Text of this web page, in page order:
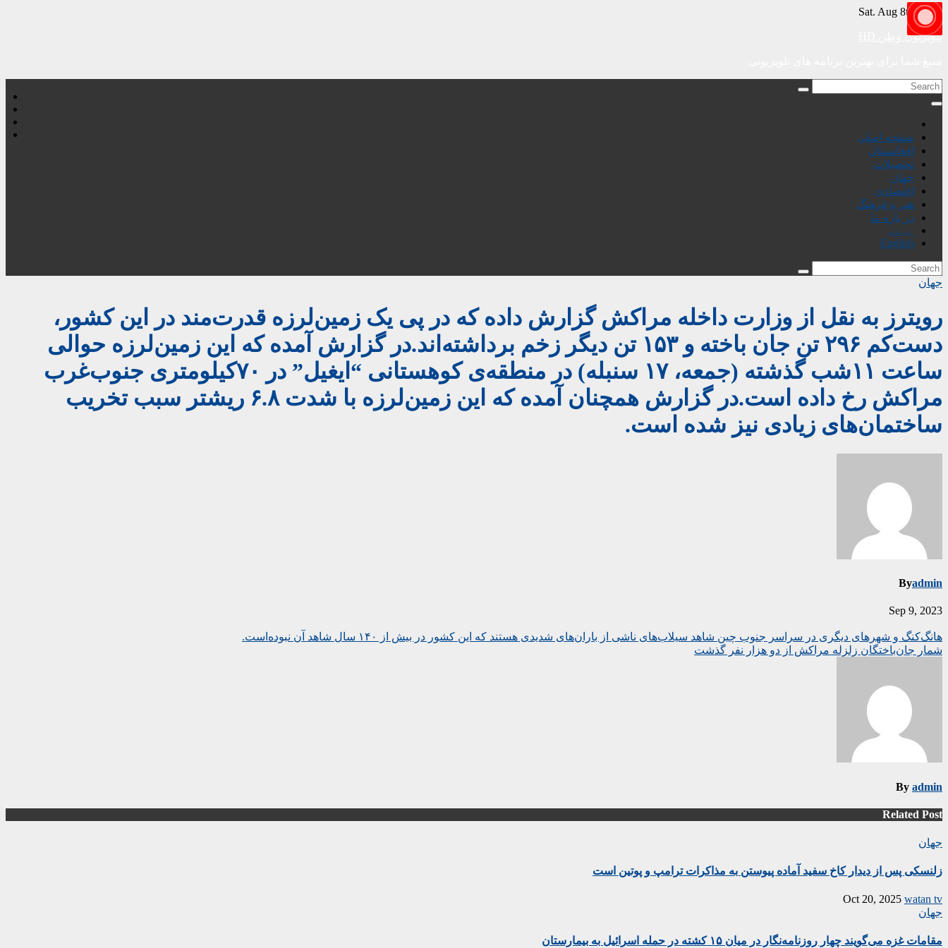
Skip
to
content
Sat. Aug 8th, 2026
تلویزیون وطن HD
صفحه اصلی
افغانستان
تحصیلات
جهان
اقتصادی
هنر و فرهنگ
در باره ما
پښتو
English
جهان
رویترز به نقل از وزارت داخله مراکش گزارش داده که در پی یک زمین‌لرزه‌ قدرت‌مند در این کشور،
دست‌کم ۲۹۶ تن جان باخته‌ و ۱۵۳ تن دیگر زخم برداشته‌اند.در گزارش آمده که این زمین‌لرزه حوالی
ساعت ۱۱شب گذشته (جمعه، ۱۷ سنبله) در منطقه‌ی کوهستانی “ایغیل” در ۷۰کیلومتری جنوب‌غرب
مراکش رخ داده است.در گزارش همچنان آمده که این زمین‌لرزه با شدت ۶.۸ ریشتر سبب تخریب
ساختمان‌های زیادی نیز شده است.
Byadmin
Sep 9, 2023
Post
navigation
هانگ‌کنگ و شهرهای دیگری در سراسر جنوب چین شاهد سیلاب‌های ناشی از باران‌های شدیدی هستند که این کشور در بیش از ۱۴۰ سال شاهد آن نبوده‌است.
شمار جان‌باختگان زلزله مراکش از دو هزار نفر گذشت
By admin
Related Post
جهان
زلنسکی پس از دیدار کاخ سفید آماده پیوستن به مذاکرات ترامپ و پوتین است
Oct 20, 2025 watan tv
جهان
مقامات غزه می‌گویند چهار روزنامه‌نگار در میان ۱۵ کشته در حمله اسرائیل به بیمارستان